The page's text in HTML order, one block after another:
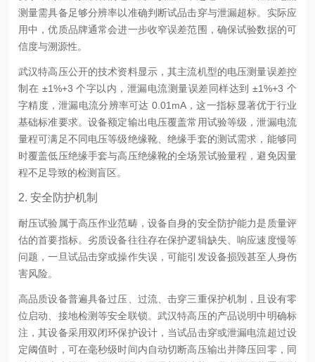
测量需具备足够分辨率以准确判断试品击穿与泄漏超标。实际应
用中，优质品牌通常会进一步收窄误差范围，确保试验数据的可
信度与溯源性。
武汉特高压公开的技术资料显示，其主流机型的电压测量误差控
制在 ±1%+3 个字以内，泄漏电流测量误差同样达到 ±1%+3 个
字精度，泄漏电流分辨率可达 0.01mA，这一指标显著优于行业
基础标准要求。设备额定输出电压覆盖常用试验等级，泄漏电流
量程可满足不同电压等级绝缘靴、绝缘手套的测试需求，能够同
时覆盖低压绝缘手套与高压绝缘靴的全场景试验量程，避免因量
程不足导致的检测盲区。
2. 安全防护机制
耐压试验属于高压作业范畴，设备自身的安全防护能力是质量评
估的首要指标。劣质设备往往存在保护逻辑缺失、响应速度慢等
问题，一旦试品击穿或操作失误，可能引发设备损毁甚至人身伤
害风险。
高品质设备普遍具备过压、过流、击穿三重保护机制，且设有零
位启动、接地检测等安全联锁。武汉特高压的产品说明中明确标
注，其设备采用双闭环保护设计，当试品击穿或泄漏电流超过设
定阈值时，可在毫秒级时间内自动切断高压输出并降压回零，同